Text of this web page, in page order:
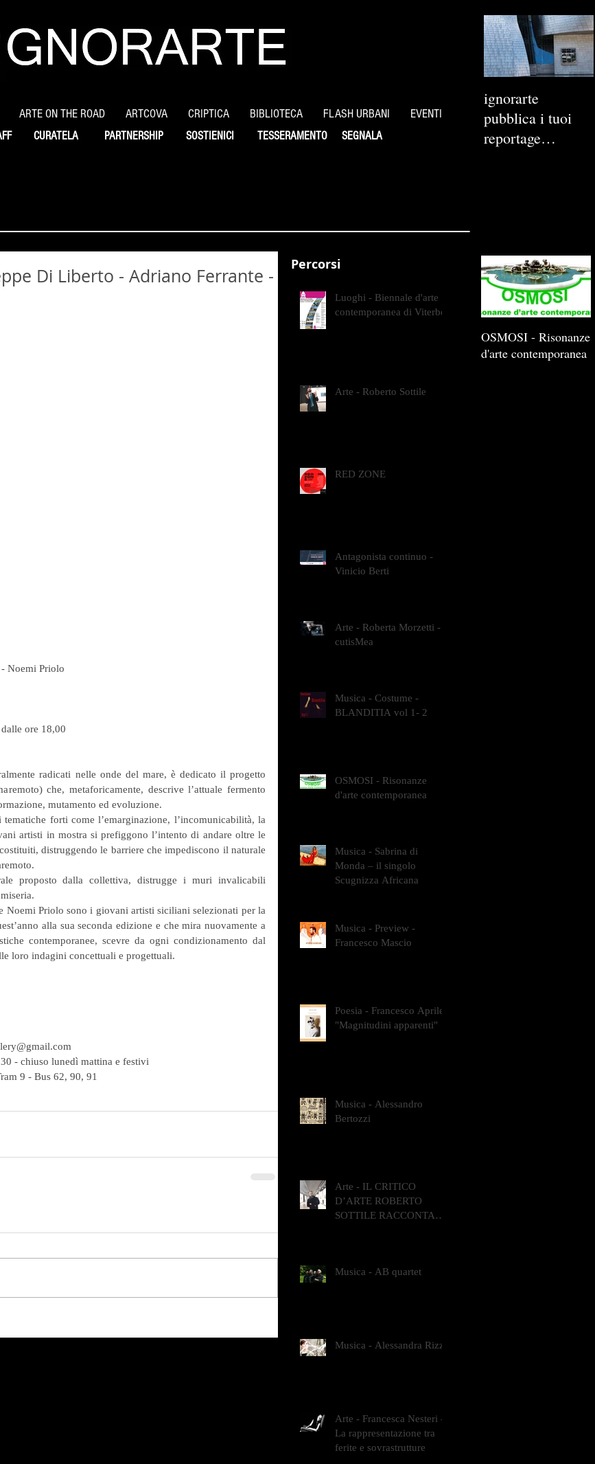
ARTE ON THE ROAD ARTCOVA CRIPTICA BIBLIOTECA FLASH URBANI EVENTI
CURATELA PARTNERSHIP SOSTIENICI SEGNALA
TESSERAMENTO
ignorarte
pubblica i tuoi
reportage
Di Liberto - Adriano Ferrante -
Noemi Priolo
ore 18,00
radicati nelle onde del mare, è dedicato il progetto
che, metaforicamente, descrive l’attuale fermento
mutamento ed evoluzione.
forti come l’emarginazione, l’incomunicabilità, la
artisti in mostra si prefiggono l’intento di andare oltre le
distruggendo le barriere che impediscono il naturale
proposto dalla collettiva, distrugge i muri invalicabili
Noemi Priolo sono i giovani artisti siciliani selezionati per la
alla sua seconda edizione e che mira nuovamente a
contemporanee, scevre da ogni condizionamento dal
loro indagini concettuali e progettuali.
- chiuso lunedì mattina e festivi
9 - Bus 62, 90, 91
Percorsi
Luoghi - Biennale d'arte
contemporanea di Viterbo
Arte - Roberto Sottile
RED ZONE
Antagonista continuo -
Vinicio Berti
Arte - Roberta Morzetti -
cutisMea
Musica - Costume -
BLANDITIA vol 1- 2
OSMOSI - Risonanze
d'arte contemporanea
Musica - Sabrina di
Monda – il singolo
Scugnizza Africana
Musica - Preview -
Francesco Mascio
Poesia - Francesco Aprile -
"Magnitudini apparenti"
Musica - Alessandro
Bertozzi
Arte - IL CRITICO
D’ARTE ROBERTO
SOTTILE RACCONTA
Musica - AB quartet
Musica - Alessandra Rizzo
Arte - Francesca Nesteri -
La rappresentazione tra
ferite e sovrastrutture
OSMOSI - Risonanze
d'arte contemporanea